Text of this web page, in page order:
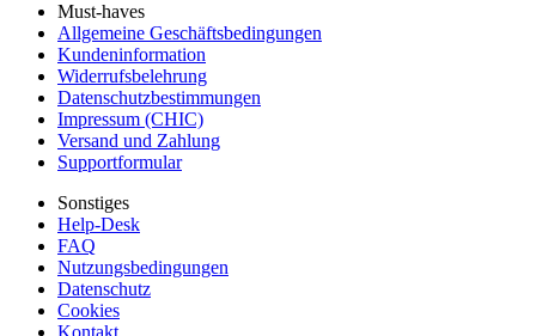
Must-haves
Allgemeine Geschäftsbedingungen
Kundeninformation
Widerrufsbelehrung
Datenschutzbestimmungen
Impressum (CHIC)
Versand und Zahlung
Supportformular
Sonstiges
Help-Desk
FAQ
Nutzungsbedingungen
Datenschutz
Cookies